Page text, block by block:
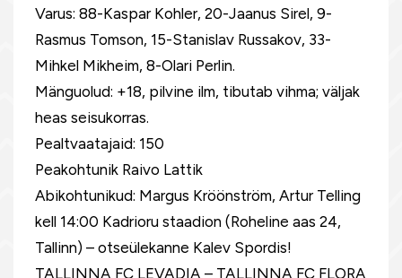
Varus: 88-Kaspar Kohler, 20-Jaanus Sirel, 9-
Rasmus Tomson, 15-Stanislav Russakov, 33-
Mihkel Mikheim, 8-Olari Perlin.
Mänguolud: +18, pilvine ilm, tibutab vihma; väljak
heas seisukorras.
Pealtvaatajaid: 150
Peakohtunik Raivo Lattik
Abikohtunikud: Margus Kröönström, Artur Telling
kell 14:00 Kadrioru staadion (Roheline aas 24,
Tallinn) – otseülekanne Kalev Spordis!
TALLINNA FC LEVADIA – TALLINNA FC FLORA